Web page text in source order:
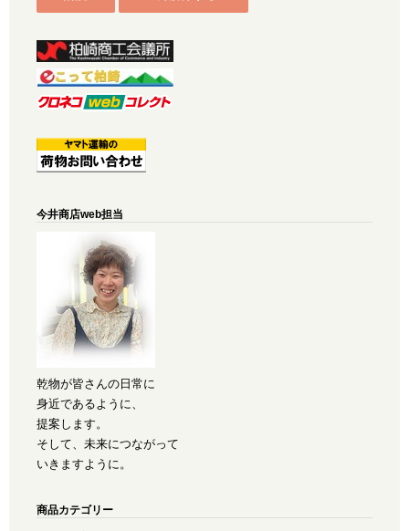
今井商店web担当
乾物が皆さんの日常に
身近であるように、
提案します。
そして、未来につながって
いきますように。
商品カテゴリー